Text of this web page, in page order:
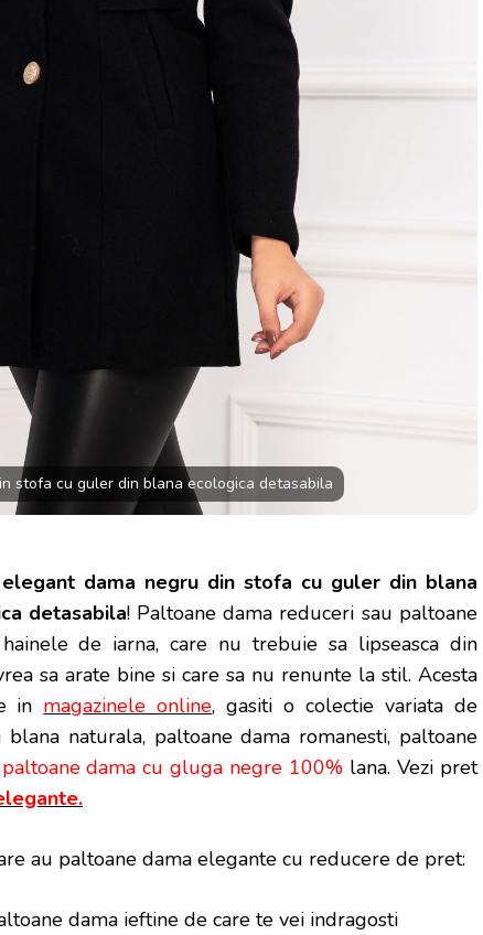
stofa cu guler din blana ecologica detasabila
dama negru din stofa cu guler din blana
detasabila! Paltoane dama reduceri sau paltoane
de iarna, care nu trebuie sa lipseasca din
sa arate bine si care sa nu renunte la stil. Acesta
in magazinele online, gasiti o colectie variata de
naturala, paltoane dama romanesti, paltoane
paltoane dama cu gluga negre 100%lana. Vezi pret
au paltoane dama elegante cu reducere de pret:
dama ieftine de care te vei indragosti